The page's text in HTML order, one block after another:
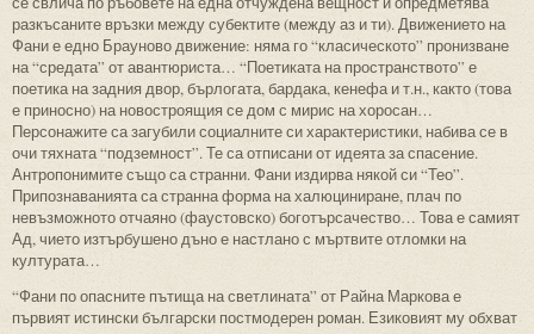
разкъсаните връзки между субектите (между аз и ти). Движението на
Фани е едно Брауново движение: няма го “класическото” пронизване
на “средата” от авантюриста… “Поетиката на пространството” е
поетика на задния двор, бърлогата, бардака, кенефа и т.н., както (това
е приносно) на новостроящия се дом с мирис на хоросан…
Персонажите са загубили социалните си характеристики, набива се в
очи тяхната “подземност”. Те са отписани от идеята за спасение.
Антропонимите също са странни. Фани издирва някой си “Тео”.
Припознаванията са странна форма на халюциниране, плач по
невъзможното отчаяно (фаустовско) боготърсачество… Това е самият
Ад, чието изтърбушено дъно е настлано с мъртвите отломки на
културата…
“Фани по опасните пътища на светлината” от Райна Маркова е
първият истински български постмодерен роман. Езиковият му обхват